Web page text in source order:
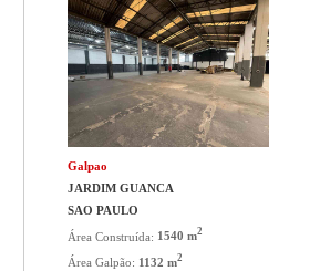
Galpao
JARDIM GUANCA
SAO PAULO
Área Construída: 1540 m2
Área Galpão: 1132 m2